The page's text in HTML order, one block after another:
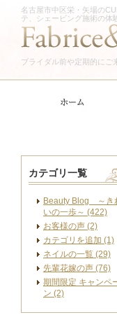
名古屋市中区栄・矢場の
テ、シェービング施術の体
ブライダル前や定期的にご
カテゴリ一覧
Beauty Blog ～き
いの一歩～ (422)
お客様の声 (2)
カテゴリを追加 (1)
ネイルの一覧 (29)
先輩花嫁の声 (76)
期間限定 キャンペ
ン (2)